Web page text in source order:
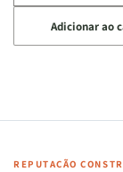
a
quantidade
de
Cartas
Famílias
Adicionar ao
REPUTAÇÃO